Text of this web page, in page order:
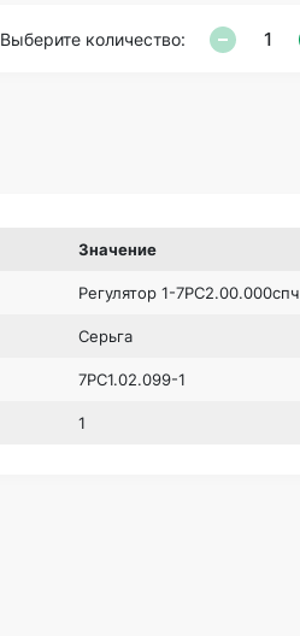
Выберите количество:
Значение
Регулятор 1-7РС2.00.000спч
Серьга
7РС1.02.099-1
1